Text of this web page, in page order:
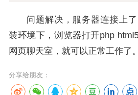
问题解决，服务器连接上
装环境下，浏览器打开php
网页聊天室，就可以正常工作了。
分享给朋友：